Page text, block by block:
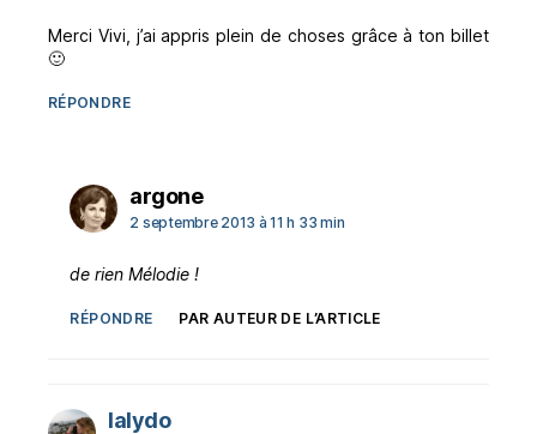
Merci Vivi, j’ai appris plein de choses grâce à ton billet
🙂
RÉPONDRE
argonedit :
2 septembre 2013 à 11 h 33 min
de rien Mélodie !
RÉPONDRE PAR AUTEUR DE L’ARTICLE
lalydodit :